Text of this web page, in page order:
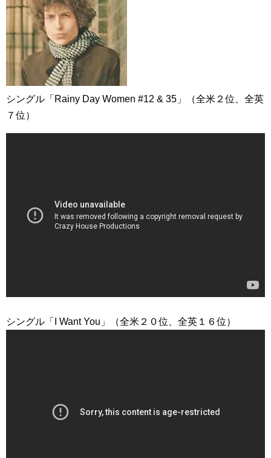
シングル「Rainy Day Women #12 & 35」（全米２位、全英
７位）
シングル「I Want You」（全米２０位、全英１６位）